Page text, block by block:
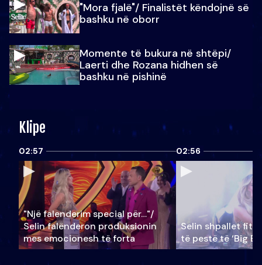
"Mora fjalë"/ Finalistët këndojnë së
bashku në oborr
Momente të bukura në shtëpi/
Laerti dhe Rozana hidhen së
bashku në pishinë
Klipe
02:57
"Një falenderim special për…"/
Selin falënderon produksionin
mes emocionesh të forta
02:56
Selin shpallet
të pestë të ‘Big